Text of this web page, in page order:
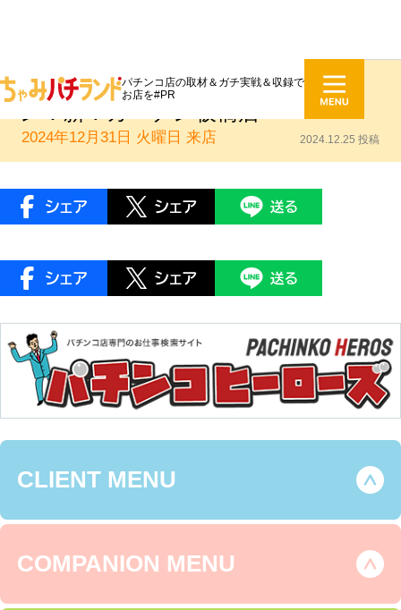
パチンコ店の取材＆ガチ実戦＆収録で
お店を#PR
ちゃみぱちランド企画コンパニオ
2024年12月31日 火曜日 来店 2024.12.25 投稿
CLIENT MENU
COMPANION MENU